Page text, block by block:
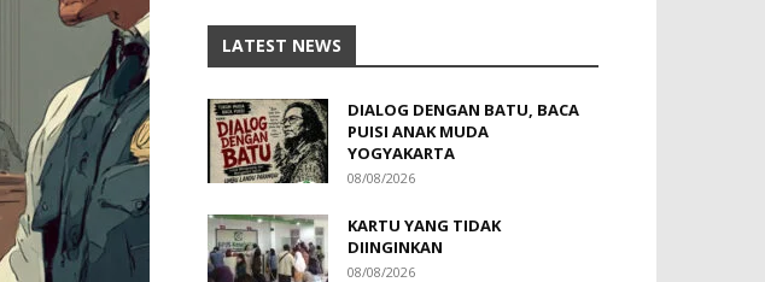
LATEST NEWS
DIALOG DENGAN BATU, BACA
PUISI ANAK MUDA
YOGYAKARTA
08/08/2026
KARTU YANG TIDAK
DIINGINKAN
08/08/2026